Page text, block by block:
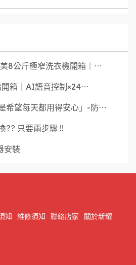
8公斤極窄洗衣機開箱｜⋯
開箱｜AI語音控制×24⋯
希望每天都用得安心」-防⋯
?? 只要兩步驟 !!
安裝
知 維修須知 聯絡店家
關於新耀